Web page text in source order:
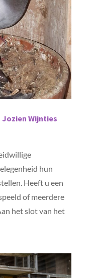
Jozien Wijnties
hun
Heeft u een
of meerdere
het slot van het